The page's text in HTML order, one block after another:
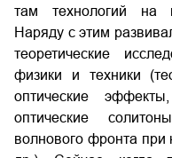
там технологий на
Наряду с этим
теоретические
физики и техники
оптические
оптические
волнового фронта при